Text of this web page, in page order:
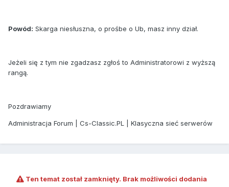
Powód: Skarga niesłuszna, o prośbe o Ub, masz inny dział.
Jeżeli się z tym nie zgadzasz zgłoś to Administratorowi z wyższą
rangą.
Pozdrawiamy
Administracja Forum | Cs-Classic.PL | Klasyczna sieć serwerów
Ten temat został zamknięty. Brak możliwości dodania